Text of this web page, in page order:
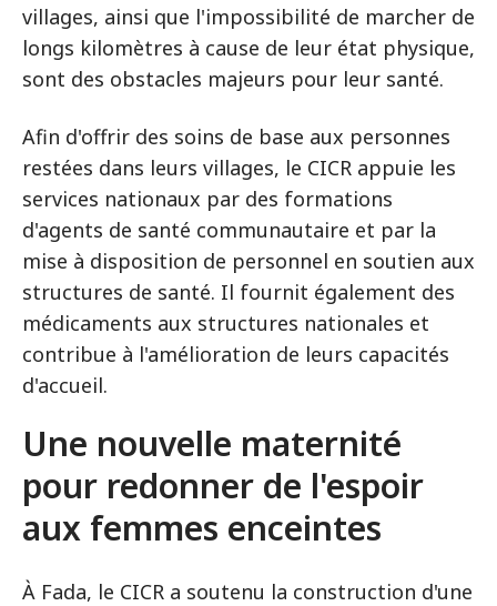
villages, ainsi que l'impossibilité de marcher de
longs kilomètres à cause de leur état physique,
sont des obstacles majeurs pour leur santé.
Afin d'offrir des soins de base aux personnes
restées dans leurs villages, le CICR appuie les
services nationaux par des formations
d'agents de santé communautaire et par la
mise à disposition de personnel en soutien aux
structures de santé. Il fournit également des
médicaments aux structures nationales et
contribue à l'amélioration de leurs capacités
d'accueil.
Une nouvelle maternité
pour redonner de l'espoir
aux femmes enceintes
À Fada, le CICR a soutenu la construction d'une